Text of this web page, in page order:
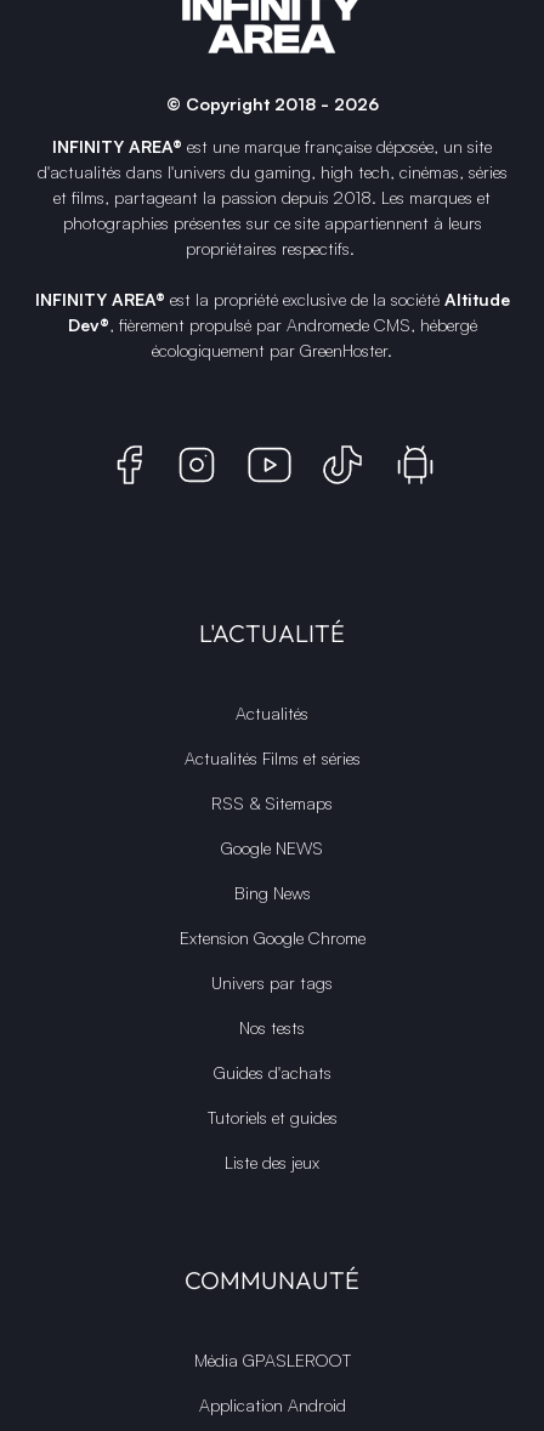
© Copyright 2018 - 2026
INFINITY AREA® est une marque française déposée, un site
d'actualités dans l'univers du gaming, high tech, cinémas, séries
et films, partageant la passion depuis 2018. Les marques et
photographies présentes sur ce site appartiennent à leurs
propriétaires respectifs.
INFINITY AREA® est la propriété exclusive de la société Altitude
Dev®, fièrement propulsé par Andromede CMS, hébergé
écologiquement par GreenHoster.
L'ACTUALITÉ
Actualités
Actualités Films et séries
RSS & Sitemaps
Google NEWS
Bing News
Extension Google Chrome
Univers par tags
Nos tests
Guides d'achats
Tutoriels et guides
Liste des jeux
COMMUNAUTÉ
Média GPASLEROOT
Application Android